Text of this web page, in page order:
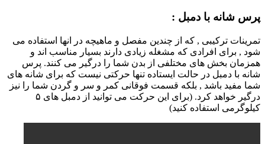
پرس شانه با دمبل :
تمرینات ترکیبی , که از چندین مفصل و ماهیچه در انها استفاده می
شود , برای افرادی که مشغله زیادی دارند بسیار مناسب اند و
همزمان بخش های مختلفی از بدن شما را درگیر می کنند. پرس
شانه با دمبل در حالت ایستاده تنها حرکتی نیست که برای شانه های
شما مفید باشد , بلکه قسمت فوقانی کمر و سر و گردن شما را نیز
درگیر خواهد کرد. (برای این حرکت می توانید از دمبل های ۵
کیلوگرمی استفاده کنید)